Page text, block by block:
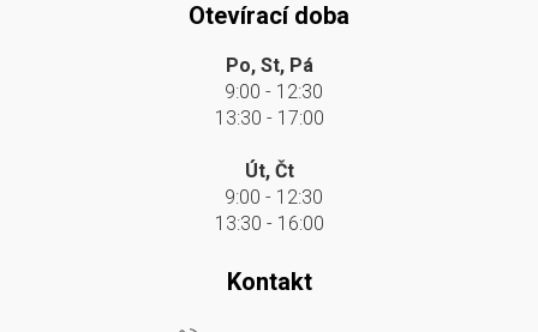
Otevírací doba
Po, St, Pá
9:00 - 12:30
13:30 - 17:00
Út, Čt
9:00 - 12:30
13:30 - 16:00
Kontakt